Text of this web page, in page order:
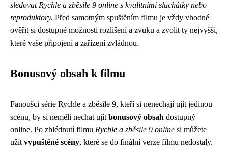
sledovat Rychle a zběsile 9 online s kvalitními sluchátky nebo
reproduktory. Před samotným spuštěním filmu je vždy vhodné
ověřit si dostupné možnosti rozlišení a zvuku a zvolit ty nejvyšší,
které vaše připojení a zařízení zvládnou.
Bonusový obsah k filmu
Fanoušci série Rychle a zběsile 9, kteří si nenechají ujít jedinou
scénu, by si neměli nechat ujít bonusový obsah dostupný
online. Po zhlédnutí filmu Rychle a zběsile 9 online si můžete
užít vypuštěné scény, které se do finální verze filmu nedostaly.